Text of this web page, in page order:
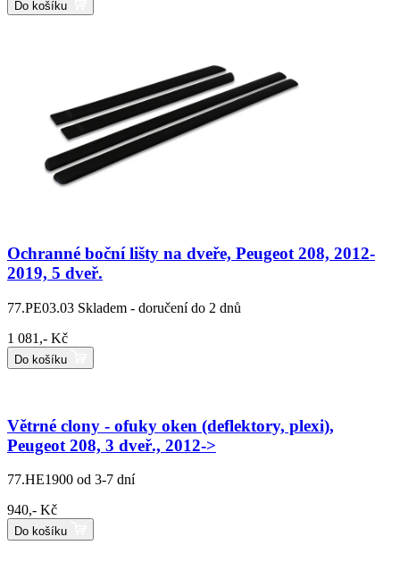
Do košíku
Ochranné boční lišty na dveře, Peugeot 208, 2012-
2019, 5 dveř.
77.PE03.03 Skladem - doručení do 2 dnů
1 081,- Kč
Do košíku
Větrné clony - ofuky oken (deflektory, plexi),
Peugeot 208, 3 dveř., 2012->
77.HE1900 od 3-7 dní
940,- Kč
Do košíku